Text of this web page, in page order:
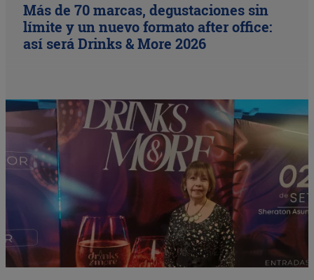
Más de 70 marcas, degustaciones sin
límite y un nuevo formato after office:
así será Drinks & More 2026